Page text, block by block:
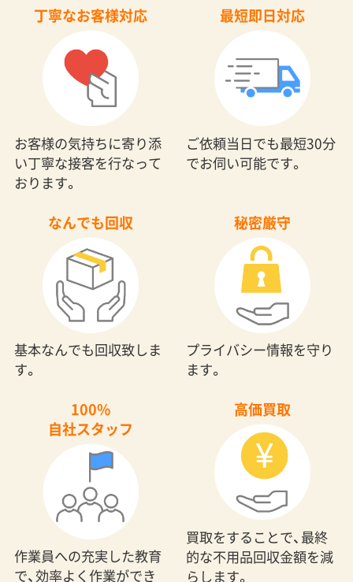
丁寧なお客様対応
お客様の気持ちに寄り添
い丁寧な接客を行なって
おります。
最短即日対応
ご依頼当日でも最短30分
でお伺い可能です。
なんでも回収
基本なんでも回収致しま
す。
秘密厳守
プライバシー情報を守り
ます。
100%
自社スタッフ
作業員への充実した教育
で、効率よく作業ができ
高価買取
買取をすることで、最終
的な不用品回収金額を減
らします。